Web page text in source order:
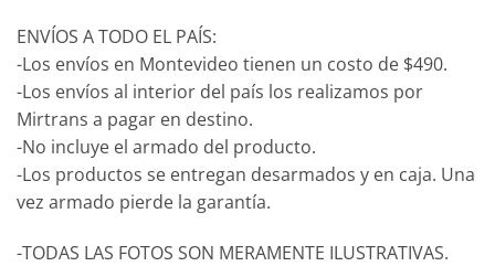
ENVÍOS A TODO EL PAÍS:
-Los envíos en Montevideo tienen un costo de $490.
-Los envíos al interior del país los realizamos por
Mirtrans a pagar en destino.
-No incluye el armado del producto.
-Los productos se entregan desarmados y en caja. Una
vez armado pierde la garantía.
-TODAS LAS FOTOS SON MERAMENTE ILUSTRATIVAS.